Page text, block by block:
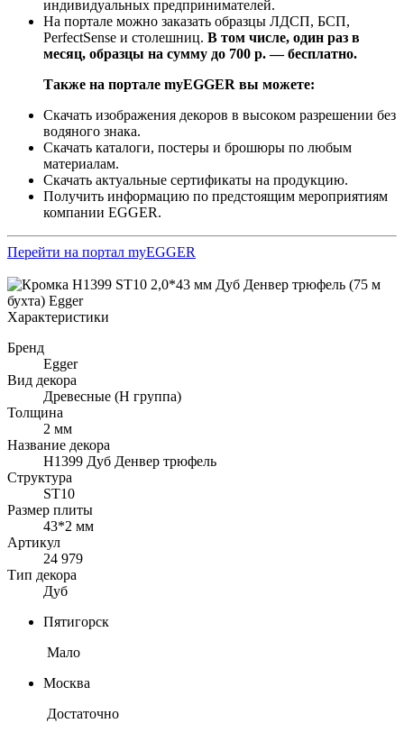
индивидуальных предпринимателей.
На портале можно заказать образцы ЛДСП, БСП,
PerfectSense и столешниц. В том числе, один раз в
месяц, образцы на сумму до 700 р. — бесплатно.
Также на портале myEGGER вы можете:
Скачать изображения декоров в высоком разрешении без
водяного знака.
Скачать каталоги, постеры и брошюры по любым
материалам.
Скачать актуальные сертификаты на продукцию.
Получить информацию по предстоящим мероприятиям
компании EGGER.
Перейти на портал myEGGER
Характеристики
Бренд
Egger
Вид декора
Древесные (Н группа)
Толщина
2 мм
Название декора
H1399 Дуб Денвер трюфель
Структура
ST10
Размер плиты
43*2 мм
Артикул
24 979
Тип декора
Дуб
Пятигорск
Мало
Москва
Достаточно